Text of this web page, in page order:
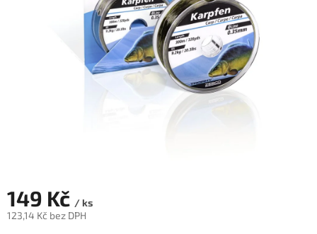
149 Kč / ks
123,14 Kč bez DPH